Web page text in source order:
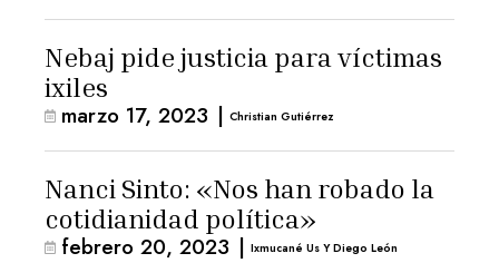
Nebaj pide justicia para víctimas
ixiles
marzo 17, 2023 | Christian Gutiérrez
Nanci Sinto: «Nos han robado la
cotidianidad política»
febrero 20, 2023 | Ixmucané Us Y Diego León